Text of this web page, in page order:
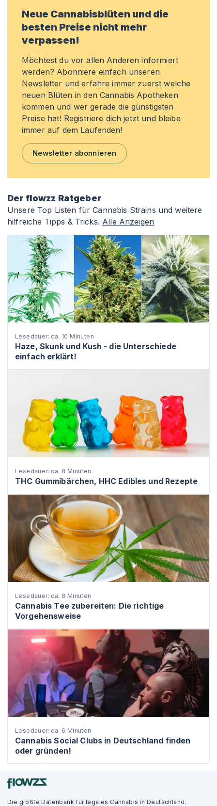
Neue Cannabisblüten und die
besten Preise nicht mehr
verpassen!
Möchtest du vor allen Anderen informiert
werden? Abonniere einfach unseren
Newsletter und erfahre immer zuerst welche
neuen Blüten in den Cannabis Apotheken
kommen und wer gerade die günstigsten
Preise hat! Registriere dich jetzt und bleibe
immer auf dem Laufenden!
Newsletter abonnieren
Der flowzz Ratgeber
Unsere Top Listen für Cannabis Strains und weitere
hilfreiche Tipps & Tricks. Alle Anzeigen
Lesedauer: ca. 10 Minuten
Haze, Skunk und Kush - die Unterschiede
einfach erklärt!
Lesedauer: ca. 8 Minuten
THC Gummibärchen, HHC Edibles und Rezepte
Lesedauer: ca. 8 Minuten
Cannabis Tee zubereiten: Die richtige
Vorgehensweise
Lesedauer: ca. 6 Minuten
Cannabis Social Clubs in Deutschland finden
oder gründen!
Die größte Datenbank für legales Cannabis in Deutschland.